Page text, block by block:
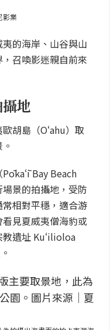
影業
夷的海岸、山谷與山
召喚影迷親自前來
地
胡島（Oʻahu）取
Bay Beach
景的拍攝地，受防
相對平穩，適合游
見夏威夷僧海豹或
遺址 Kuʻilioloa